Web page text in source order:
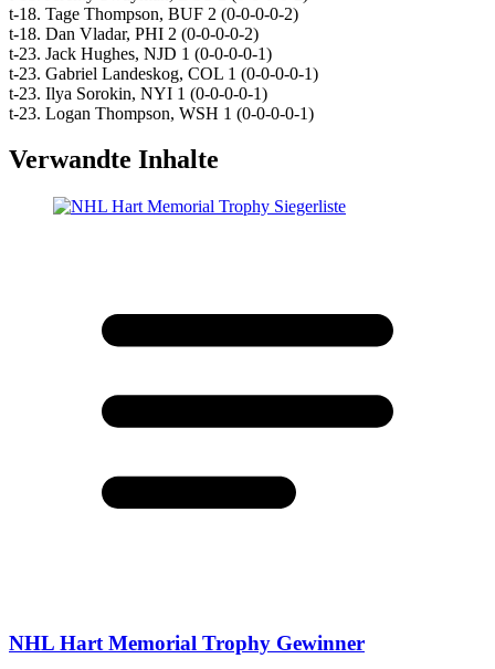
t-18. Tage Thompson, BUF 2 (0-0-0-0-2)
t-18. Dan Vladar, PHI 2 (0-0-0-0-2)
t-23. Jack Hughes, NJD 1 (0-0-0-0-1)
t-23. Gabriel Landeskog, COL 1 (0-0-0-0-1)
t-23. Ilya Sorokin, NYI 1 (0-0-0-0-1)
t-23. Logan Thompson, WSH 1 (0-0-0-0-1)
Verwandte Inhalte
NHL Hart Memorial Trophy Gewinner